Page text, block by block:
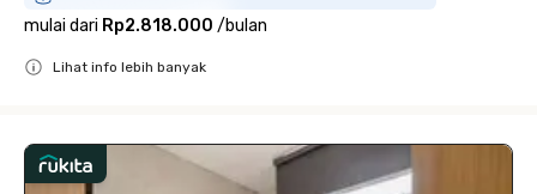
mulai dari Rp2.818.000 /bulan
Lihat info lebih banyak